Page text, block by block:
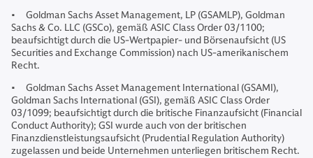
• Goldman Sachs Asset Management, LP (GSAMLP), Goldman
Sachs & Co. LLC (GSCo), gemäß ASIC Class Order 03/1100;
beaufsichtigt durch die US-Wertpapier- und Börsenaufsicht (US
Securities and Exchange Commission) nach US-amerikanischem
Recht.
• Goldman Sachs Asset Management International (GSAMI),
Goldman Sachs International (GSI), gemäß ASIC Class Order
03/1099; beaufsichtigt durch die britische Finanzaufsicht (Financial
Conduct Authority); GSI wurde auch von der britischen
Finanzdienstleistungsaufsicht (Prudential Regulation Authority)
zugelassen und beide Unternehmen unterliegen britischem Recht.